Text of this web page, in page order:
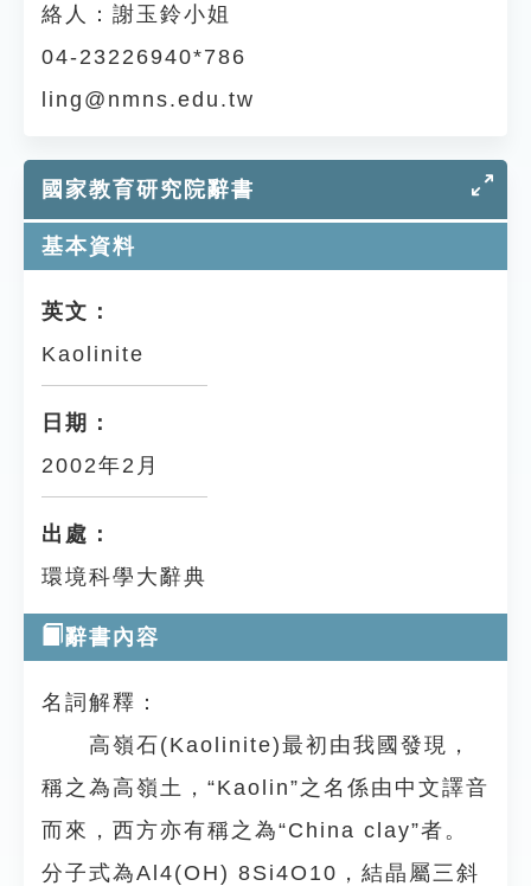
絡人：謝玉鈴小姐
04-23226940*786
ling@nmns.edu.tw
國家教育研究院辭書
基本資料
英文：
Kaolinite
日期：
2002年2月
出處：
環境科學大辭典
辭書內容
名詞解釋：
高嶺石(Kaolinite)最初由我國發現，
稱之為高嶺土，“Kaolin”之名係由中文譯音
而來，西方亦有稱之為“China clay”者。
分子式為Al4(OH) 8Si4O10，結晶屬三斜